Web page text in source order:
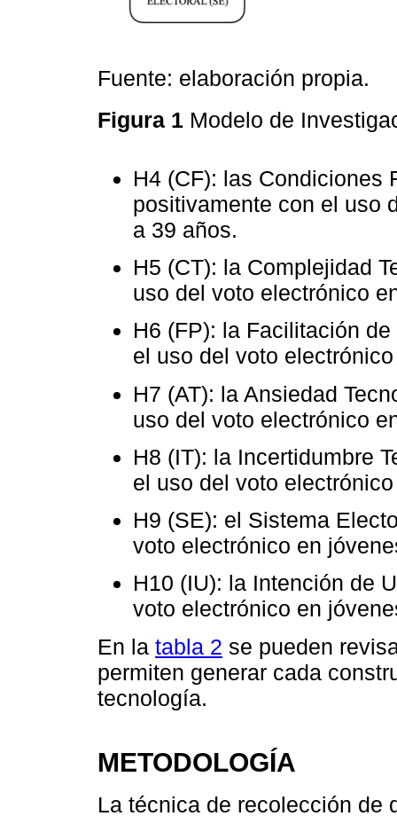
Fuente: elaboración propia.
Figura 1 Modelo de
H4 (CF): las Condiciones
positivamente con el uso
a 39 años.
H5 (CT): la Complejidad
uso del voto electrónico
H6 (FP): la Facilitación
el uso del voto
H7 (AT): la Ansiedad
uso del voto electrónico
H8 (IT): la Incertidumbre
el uso del voto
H9 (SE): el Sistema
voto electrónico en
H10 (IU): la Intención de
voto electrónico en
En la tabla 2 se pueden
permiten generar cada
tecnología.
METODOLOGÍA
La técnica de recolección de